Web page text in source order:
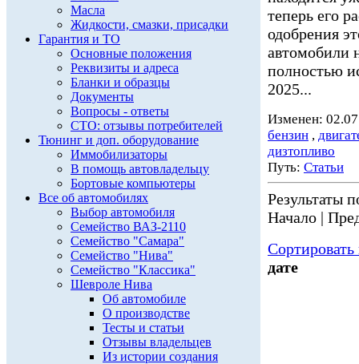
Масла
Жидкости, смазки, присадки
Гарантия и ТО
Основные положения
Реквизиты и адреса
Бланки и образцы
Документы
Вопросы - ответы
СТО: отзывы потребителей
Тюнинг и доп. оборудование
Иммобилизаторы
В помощь автовладельцу
Бортовые компьютеры
Все об автомобилях
Выбор автомобиля
Семейство ВАЗ-2110
Семейство "Самара"
Семейство "Нива"
Семейство "Классика"
Шевроле Нива
Об автомобиле
О производстве
Тесты и статьи
Отзывы владельцев
Из истории создания
теперь его
одобрения
автомобили
полностью
2025...
Изменен:
бензин ,
дизтопливо
Путь: Статьи
Результаты
Начало |
дате